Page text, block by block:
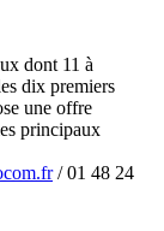
dont 11 à
dix premiers
une offre
principaux
/ 01 48 24